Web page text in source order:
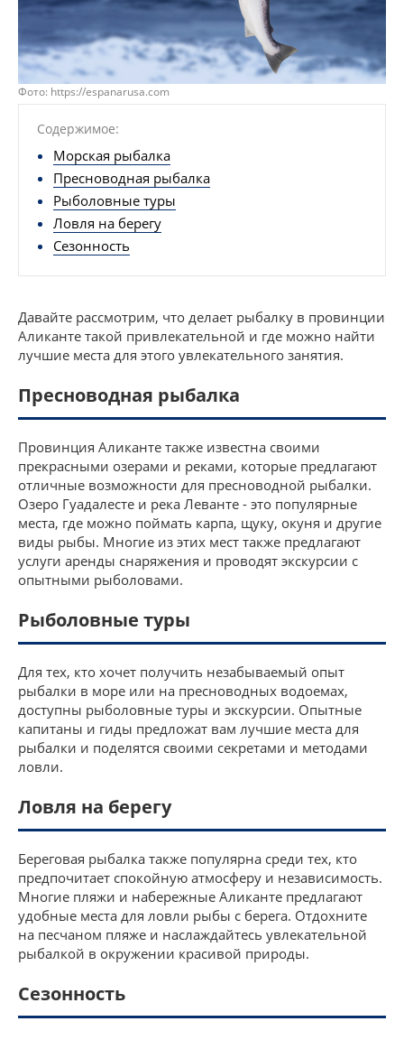
Фото: https://espanarusa.com
Содержимое:
Морская рыбалка
Пресноводная рыбалка
Рыболовные туры
Ловля на берегу
Сезонность
Давайте рассмотрим, что делает рыбалку в провинции
Аликанте такой привлекательной и где можно найти
лучшие места для этого увлекательного занятия.
Пресноводная рыбалка
Провинция Аликанте также известна своими
прекрасными озерами и реками, которые предлагают
отличные возможности для пресноводной рыбалки.
Озеро Гуадалесте и река Леванте - это популярные
места, где можно поймать карпа, щуку, окуня и другие
виды рыбы. Многие из этих мест также предлагают
услуги аренды снаряжения и проводят экскурсии с
опытными рыболовами.
Рыболовные туры
Для тех, кто хочет получить незабываемый опыт
рыбалки в море или на пресноводных водоемах,
доступны рыболовные туры и экскурсии. Опытные
капитаны и гиды предложат вам лучшие места для
рыбалки и поделятся своими секретами и методами
ловли.
Ловля на берегу
Береговая рыбалка также популярна среди тех, кто
предпочитает спокойную атмосферу и независимость.
Многие пляжи и набережные Аликанте предлагают
удобные места для ловли рыбы с берега. Отдохните
на песчаном пляже и наслаждайтесь увлекательной
рыбалкой в окружении красивой природы.
Сезонность